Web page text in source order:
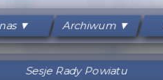
Archiwum
Sesje Rady Powiatu